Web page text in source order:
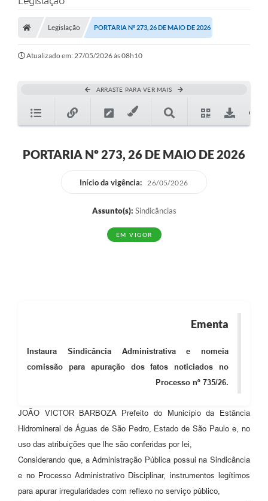
Legislação PORTARIA Nº 273, 26 DE MAIO DE 2026
Atualizado em: 27/05/2026 às 08h10
ARRASTE PARA VER MAIS
PORTARIA Nº 273, 26 DE MAIO DE 2026
Início da vigência: 26/05/2026
Assunto(s): Sindicâncias
EM VIGOR
Ementa
Instaura Sindicância Administrativa e nomeia
comissão para apuração dos fatos noticiados no
Processo nº 735/26.
JOÃO VICTOR BARBOZA Prefeito do Município da Estância
Hidromineral de Águas de São Pedro, Estado de São Paulo e, no
uso das atribuições que lhe são conferidas por lei,
Considerando que, a Administração Pública possui na Sindicância
e no Processo Administrativo Disciplinar, instrumentos legítimos
para apurar irregularidades com reflexo no serviço público,